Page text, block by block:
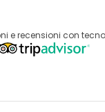
e recensioni con